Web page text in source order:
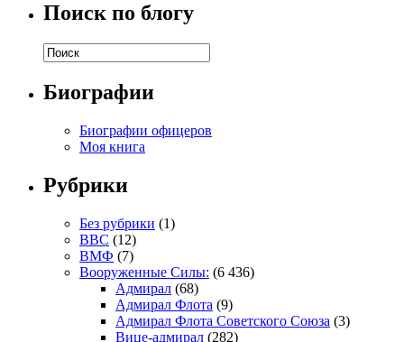
Поиск по блогу
Биографии
Биографии офицеров
Моя книга
Рубрики
Без рубрики (1)
ВВС (12)
ВМФ (7)
Вооруженные Силы: (6 436)
Адмирал (68)
Адмирал Флота (9)
Адмирал Флота Советского Союза (3)
Вице-адмирал (282)